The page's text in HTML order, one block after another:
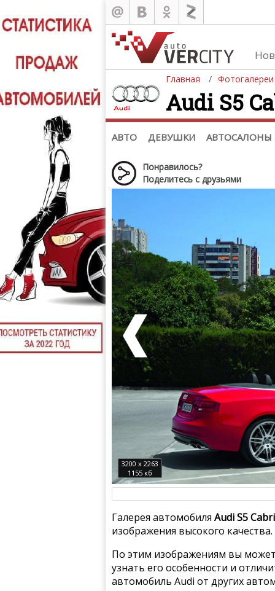
Главная Фотогалереи
Audi S5
АВТО ДЕВУШКИ АВТОСАЛОНЫ
Автомобили
Последние добавления
Список марок
(+1102)
Понравилось?
Поделитесь с друзьями
3200 x 2263
1155 кб
Галерея автомобиля Audi S5
изображения высокого качества.
По этим изображениям вы
узнать его особенности и
автомобиль Audi от других